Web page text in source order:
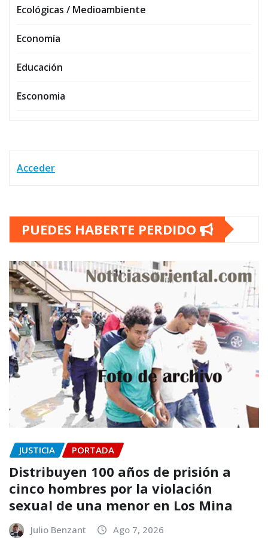
Ecológicas / Medioambiente
Economía
Educación
Esconomia
Acceder
PUEDES HABERTE PERDIDO
JUSTICIA PORTADA
Distribuyen 100 años de prisión a
cinco hombres por la violación
sexual de una menor en Los Mina
Julio Benzant Ago 7, 2026